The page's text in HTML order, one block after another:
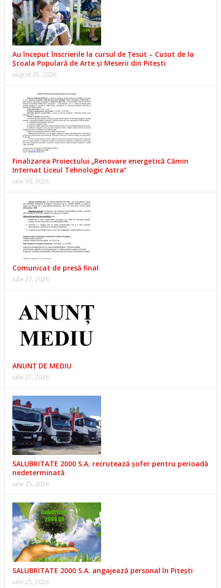
Au început înscrierile la cursul de Țesut – Cusut de la
Școala Populară de Arte și Meserii din Pitești
august 05, 2026
Finalizarea Proiectului „Renovare energetică Cămin
Internat Liceul Tehnologic Astra”
iulie 30, 2026
Comunicat de presă final
iulie 27, 2026
ANUNŢ DE MEDIU
iulie 27, 2026
SALUBRITATE 2000 S.A. recrutează șofer pentru perioadă
nedeterminată
iulie 25, 2026
SALUBRITATE 2000 S.A. angajează personal în Pitești
iulie 25, 2026